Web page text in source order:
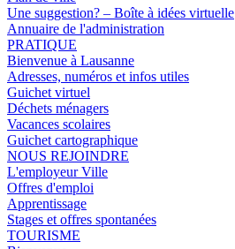
Une suggestion? – Boîte à idées virtuelle
Annuaire de l'administration
PRATIQUE
Bienvenue à Lausanne
Adresses, numéros et infos utiles
Guichet virtuel
Déchets ménagers
Vacances scolaires
Guichet cartographique
NOUS REJOINDRE
L'employeur Ville
Offres d'emploi
Apprentissage
Stages et offres spontanées
TOURISME